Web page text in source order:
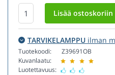
TARVIKELAMPPU ilman
Tuotekoodi:
Kuvanlaatu:
Luotettavuus:
Z39691OB